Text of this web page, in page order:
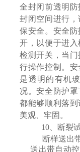
全封闭前透明
封闭空间进行
保安全。安全
开，以便于进
检测开关，当
行操作控制。
是透明的有机
况。安全防护
都能够顺利落到
美观、牢固。
10 、断裂
断样送出
送出带自动